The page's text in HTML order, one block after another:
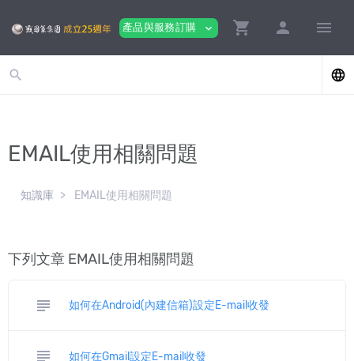
產品與服務訂購 expand_more shopping_cart person menu
search language
EMAIL使用相關問題
知識庫 EMAIL使用相關問題
下列文章 EMAIL使用相關問題
subject 如何在Android(內建信箱)設定E-mail收發
subject 如何在Gmail設定E-mail收發